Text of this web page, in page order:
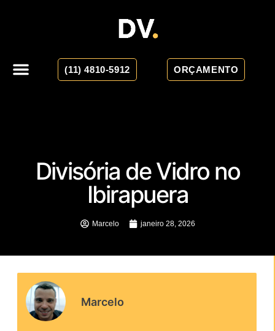
ORÇAMENTO
(11) 4810-5912
Divisória de Vidro no
Ibirapuera
Marcelo janeiro 28, 2026
Marcelo